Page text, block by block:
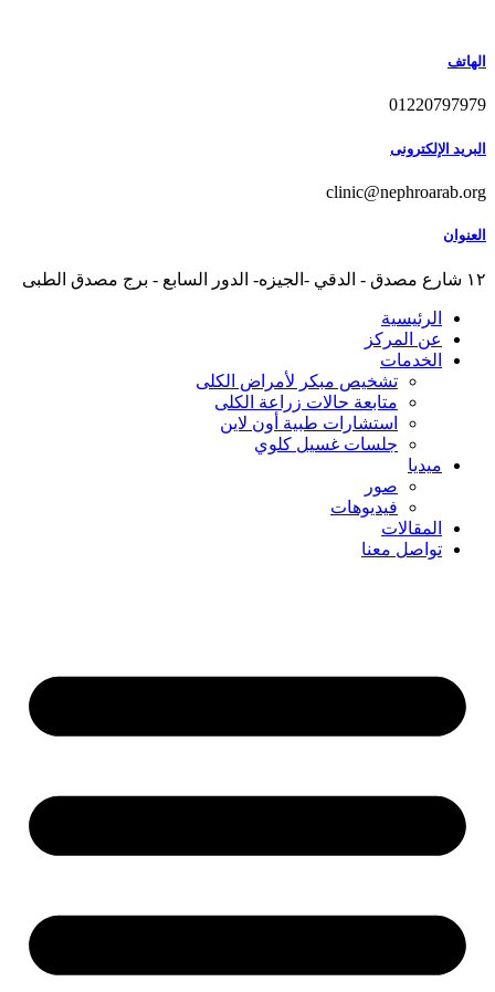
content
الهاتف
01220797979
البريد الإلكترونى
clinic@nephroarab.org
العنوان
١٢ شارع مصدق - الدقي -الجيزه- الدور السابع - برج مصدق الطبى
الرئيسية
عن المركز
الخدمات
تشخيص مبكر لأمراض الكلى
متابعة حالات زراعة الكلى
استشارات طبية أون لاين
جلسات غسيل كلوي
ميديا
صور
فيديوهات
المقالات
تواصل معنا